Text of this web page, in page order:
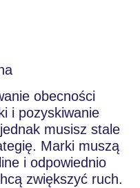
obecności
i pozyskiwanie
musisz stale
Marki muszą
i odpowiednio
zwiększyć ruch.